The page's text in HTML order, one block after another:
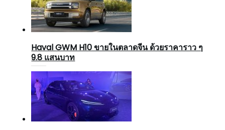
Haval GWM H10 ขายในตลาดจีน ด้วยราคาราว ๆ
9.8 แสนบาท